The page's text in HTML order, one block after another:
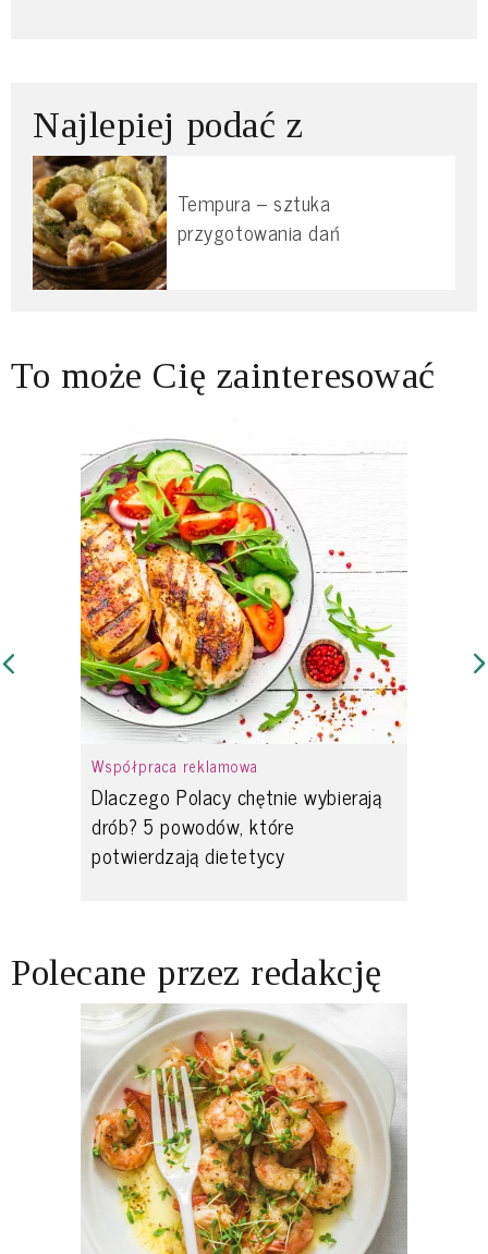
Najlepiej podać z
Tempura – sztuka
przygotowania dań
To może Cię zainteresować
Współpraca reklamowa
Dlaczego Polacy chętnie wybierają
drób? 5 powodów, które
potwierdzają dietetycy
Polecane przez redakcję